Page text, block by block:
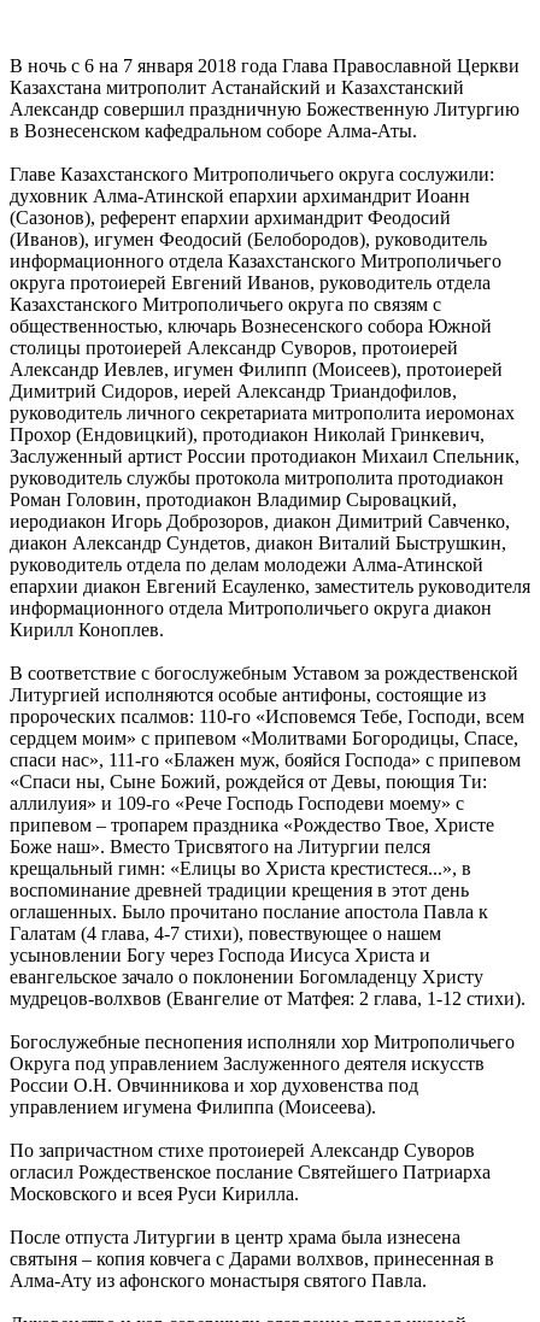
В ночь с 6 на 7 января 2018 года Глава Православной Церкви
Казахстана митрополит Астанайский и Казахстанский
Александр совершил праздничную Божественную Литургию
в Вознесенском кафедральном соборе Алма-Аты.
Главе Казахстанского Митрополичьего округа сослужили:
духовник Алма-Атинской епархии архимандрит Иоанн
(Сазонов), референт епархии архимандрит Феодосий
(Иванов), игумен Феодосий (Белобородов), руководитель
информационного отдела Казахстанского Митрополичьего
округа протоиерей Евгений Иванов, руководитель отдела
Казахстанского Митрополичьего округа по связям с
общественностью, ключарь Вознесенского собора Южной
столицы протоиерей Александр Суворов, протоиерей
Александр Иевлев, игумен Филипп (Моисеев), протоиерей
Димитрий Сидоров, иерей Александр Триандофилов,
руководитель личного секретариата митрополита иеромонах
Прохор (Ендовицкий), протодиакон Николай Гринкевич,
Заслуженный артист России протодиакон Михаил Спельник,
руководитель службы протокола митрополита протодиакон
Роман Головин, протодиакон Владимир Сыровацкий,
иеродиакон Игорь Доброзоров, диакон Димитрий Савченко,
диакон Александр Сундетов, диакон Виталий Быструшкин,
руководитель отдела по делам молодежи Алма-Атинской
епархии диакон Евгений Есауленко, заместитель руководителя
информационного отдела Митрополичьего округа диакон
Кирилл Коноплев.
В соответствие с богослужебным Уставом за рождественской
Литургией исполняются особые антифоны, состоящие из
пророческих псалмов: 110-го «Исповемся Тебе, Господи, всем
сердцем моим» с припевом «Молитвами Богородицы, Спасе,
спаси нас», 111-го «Блажен муж, бояйся Господа» с припевом
«Спаси ны, Сыне Божий, рождейся от Девы, поющия Ти:
аллилуия» и 109-го «Рече Господь Господеви моему» с
припевом – тропарем праздника «Рождество Твое, Христе
Боже наш». Вместо Трисвятого на Литургии пелся
крещальный гимн: «Елицы во Христа крестистеся...», в
воспоминание древней традиции крещения в этот день
оглашенных. Было прочитано послание апостола Павла к
Галатам (4 глава, 4-7 стихи), повествующее о нашем
усыновлении Богу через Господа Иисуса Христа и
евангельское зачало о поклонении Богомладенцу Христу
мудрецов-волхвов (Евангелие от Матфея: 2 глава, 1-12 стихи).
Богослужебные песнопения исполняли хор Митрополичьего
Округа под управлением Заслуженного деятеля искусств
России О.Н. Овчинникова и хор духовенства под
управлением игумена Филиппа (Моисеева).
По запричастном стихе протоиерей Александр Суворов
огласил Рождественское послание Святейшего Патриарха
Московского и всея Руси Кирилла.
После отпуста Литургии в центр храма была изнесена
святыня – копия ковчега с Дарами волхвов, принесенная в
Алма-Ату из афонского монастыря святого Павла.